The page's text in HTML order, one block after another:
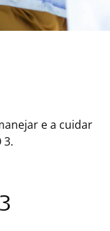
e a cuidar
3.